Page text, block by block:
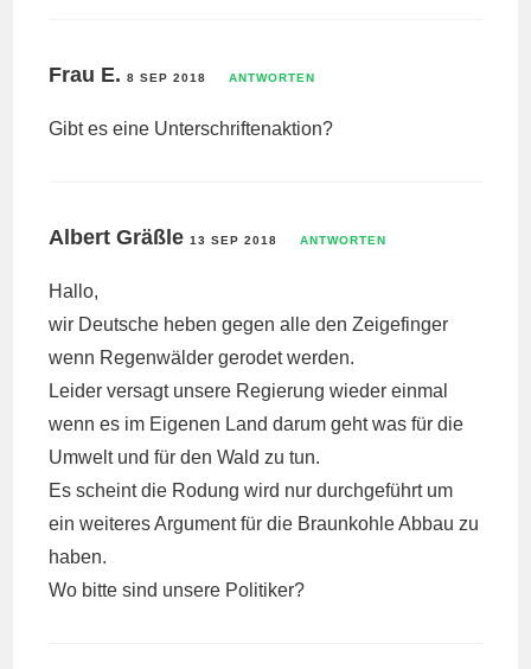
Frau E.8 SEP 2018 ANTWORTEN
Gibt es eine Unterschriftenaktion?
Albert Gräßle13 SEP 2018 ANTWORTEN
Hallo,
wir Deutsche heben gegen alle den Zeigefinger
wenn Regenwälder gerodet werden.
Leider versagt unsere Regierung wieder einmal
wenn es im Eigenen Land darum geht was für die
Umwelt und für den Wald zu tun.
Es scheint die Rodung wird nur durchgeführt um
ein weiteres Argument für die Braunkohle Abbau zu
haben.
Wo bitte sind unsere Politiker?